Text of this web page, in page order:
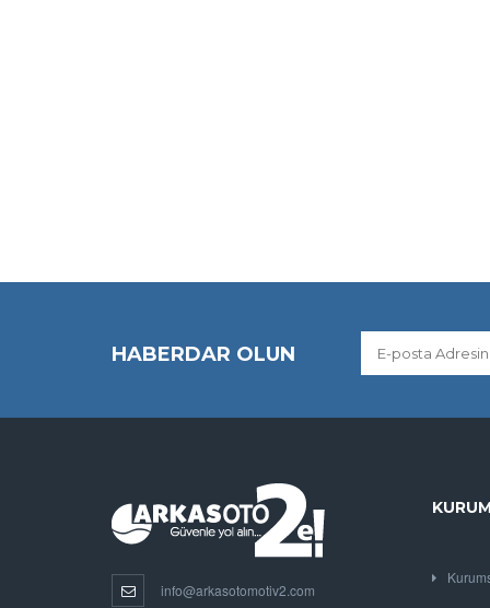
HABERDAR OLUN
info@arkasotomotiv2.com